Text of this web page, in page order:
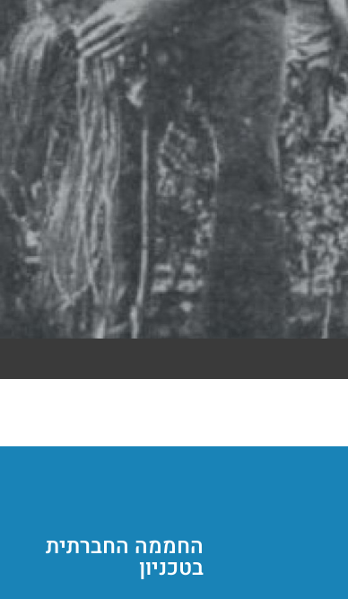
החממה החברתית
בטכניון